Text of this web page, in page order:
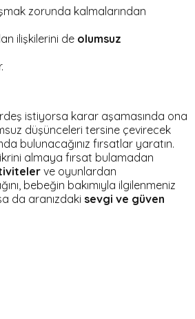
zorunda kalmalarından
ilişkilerini de olumsuz
istiyorsa karar aşamasında ona
düşünceleri tersine çevirecek
bulunacağınız fırsatlar yaratın.
almaya fırsat bulamadan
ve oyunlardan
bebeğin bakımıyla ilgilenmeniz
da aranızdaki sevgi ve güven